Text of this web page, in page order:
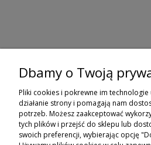
ZAPISZ SIĘ DO
ZAKUPY
Dbamy o Twoją
Pliki cookies i pokrewne im
działanie strony i pomagają nam
potrzeb. Możesz zaakceptować
tych plików i przejść do sklepu lub
swoich preferencji, wybierając opcję